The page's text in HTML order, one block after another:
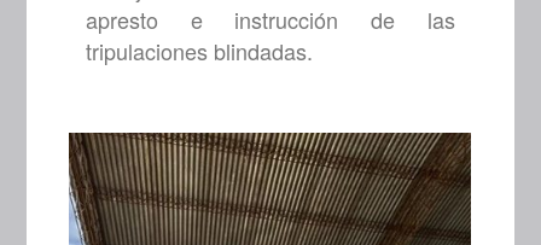
apresto e instrucción de las
tripulaciones blindadas.